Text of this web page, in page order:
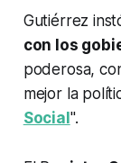
Gutiérrez
con los
poderosa,
mejor la
Social ".